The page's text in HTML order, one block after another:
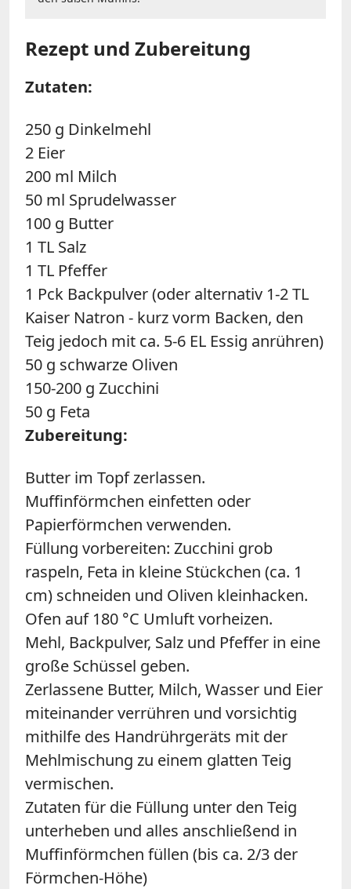
Rezept und Zubereitung
Zutaten:
250 g Dinkelmehl
2 Eier
200 ml Milch
50 ml Sprudelwasser
100 g Butter
1 TL Salz
1 TL Pfeffer
1 Pck Backpulver (oder alternativ 1-2 TL
Kaiser Natron - kurz vorm Backen, den
Teig jedoch mit ca. 5-6 EL Essig anrühren)
50 g schwarze Oliven
150-200 g Zucchini
50 g Feta
Zubereitung:
Butter im Topf zerlassen.
Muffinförmchen einfetten oder
Papierförmchen verwenden.
Füllung vorbereiten: Zucchini grob
raspeln, Feta in kleine Stückchen (ca. 1
cm) schneiden und Oliven kleinhacken.
Ofen auf 180 °C Umluft vorheizen.
Mehl, Backpulver, Salz und Pfeffer in eine
große Schüssel geben.
Zerlassene Butter, Milch, Wasser und Eier
miteinander verrühren und vorsichtig
mithilfe des Handrührgeräts mit der
Mehlmischung zu einem glatten Teig
vermischen.
Zutaten für die Füllung unter den Teig
unterheben und alles anschließend in
Muffinförmchen füllen (bis ca. 2/3 der
Förmchen-Höhe)